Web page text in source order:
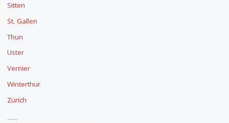
Sitten
St. Gallen
Thun
Uster
Vernier
Winterthur
Zürich